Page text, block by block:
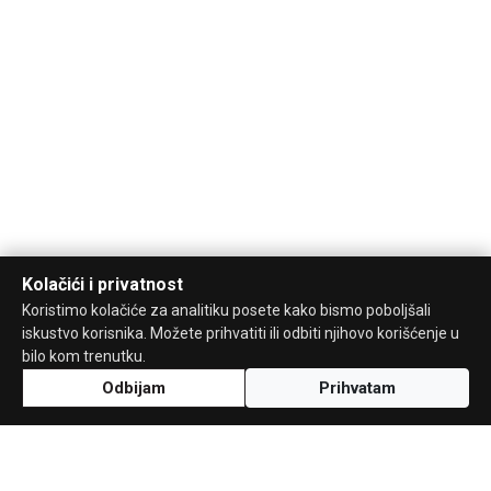
Kolačići i privatnost
Koristimo kolačiće za analitiku posete kako bismo poboljšali
iskustvo korisnika. Možete prihvatiti ili odbiti njihovo korišćenje u
bilo kom trenutku.
Odbijam Prihvatam